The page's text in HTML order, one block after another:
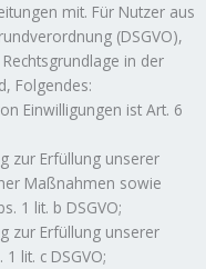
mit. Für Nutzer aus
(DSGVO),
in der
Folgendes:
Einwilligungen ist Art. 6
zur Erfüllung unserer
Maßnahmen sowie
1 lit. b DSGVO;
zur Erfüllung unserer
lit. c DSGVO;